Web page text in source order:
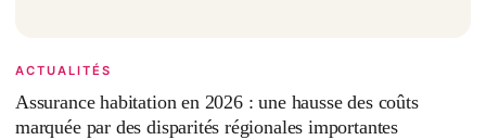
ACTUALITÉS
Assurance habitation en 2026 : une hausse des coûts
marquée par des disparités régionales importantes